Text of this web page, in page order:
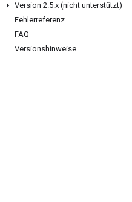
Version 2.5.x (nicht unterstützt)
Fehlerreferenz
FAQ
Versionshinweise